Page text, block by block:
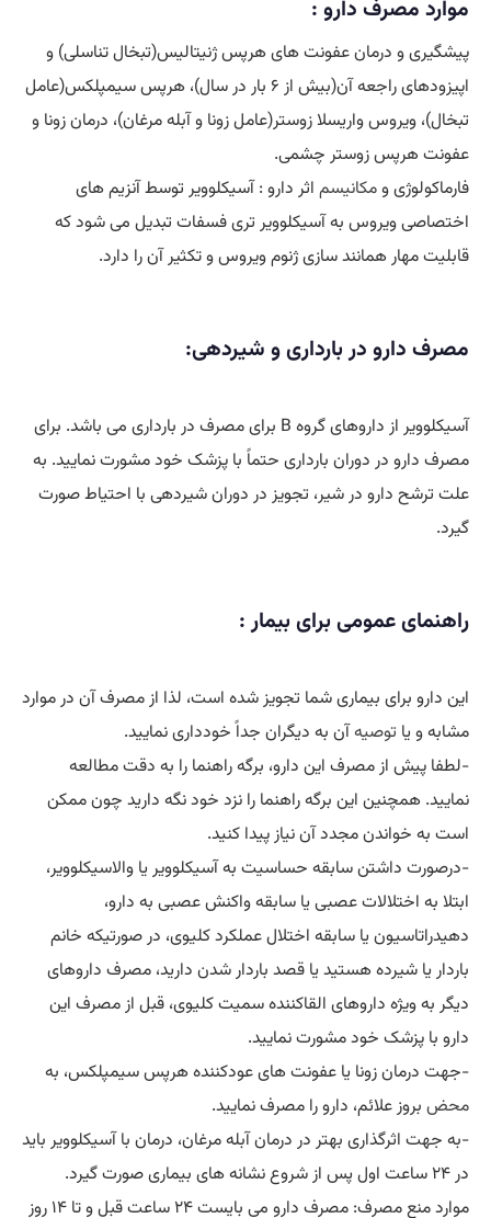
موارد مصرف دارو :
پیشگیری و درمان عفونت های هرپس ژنیتالیس(تبخال تناسلی) و
اپیزودهای راجعه آن(بیش از ۶ بار در سال)، هرپس سیمپلکس(عامل
تبخال)، ویروس واریسلا زوستر(عامل زونا و آبله مرغان)، درمان زونا و
عفونت هرپس زوستر چشمی.
فارماکولوژی ومکانیسم اثر دارو : آسیکلوویر توسط آنزیم های
اختصاصی ویروس به آسیکلوویر تری فسفات تبدیل می شود که
قابلیت مهار همانند سازی ژنوم ویروس و تکثیر آن را دارد.
مصرف دارو در بارداری و شیردهی:
آسیکلوویر از داروهای گروه B برای مصرف در بارداری می باشد. برای
مصرف دارو در دوران بارداری حتماً با پزشک خود مشورت نمایید. به
علت ترشح دارو در شیر، تجویز در دوران شیردهی با احتیاط صورت
گیرد.
راهنمای عمومی برای بیمار :
این دارو برای بیماری شما تجویز شده است، لذا از مصرف آن در موارد
مشابه و یا توصیهآن به دیگران جداً خودداری نمایید.
-لطفا پیش از مصرف این دارو، برگه راهنما را به دقت مطالعه
نمایید. همچنین این برگه راهنما را نزد خود نگه دارید چون ممکن
است به خواندن مجدد آن نیاز پیدا کنید.
-درصورت داشتن سابقه حساسیت به آسیکلوویر یا والاسیکلوویر،
ابتلا به اختلالات عصبی یا سابقه واکنش عصبی به دارو،
دهیدراتاسیون یا سابقه اختلال عملکرد کلیوی، در صورتیکه خانم
باردار یا شیرده هستید یا قصد باردار شدن دارید، مصرف داروهای
دیگر به ویژه داروهای القاکننده سمیت کلیوی، قبل از مصرف این
دارو با پزشک خود مشورت نمایید.
-جهت درمان زونا یا عفونت های عودکننده هرپس سیمپلکس، به
محض بروز علائم، دارو را مصرف نمایید.
-به جهت اثرگذاری بهتر در درمان آبله مرغان، درمان با آسیکلوویر باید
در ۲۴ ساعت اول پس از شروع نشانه های بیماری صورت گیرد.
موارد منع مصرف: مصرف دارو می بایست ۲۴ ساعت قبل و تا ۱۴ روز